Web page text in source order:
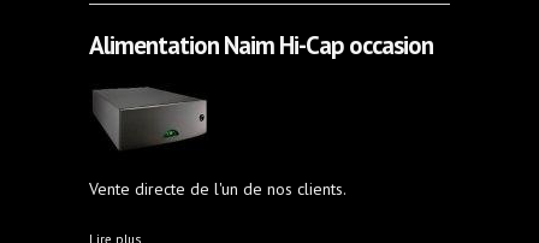
Alimentation Naim Hi-Cap occasion
Vente directe de l'un de nos clients.
Lire plus